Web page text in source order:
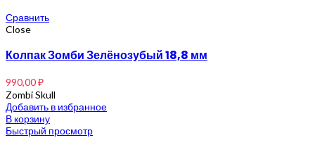
Сравнить
Close
Колпак Зомби Зелёнозубый 18,8 мм
990,00₽
Zombi Skull
Добавить в избранное
В корзину
Быстрый просмотр